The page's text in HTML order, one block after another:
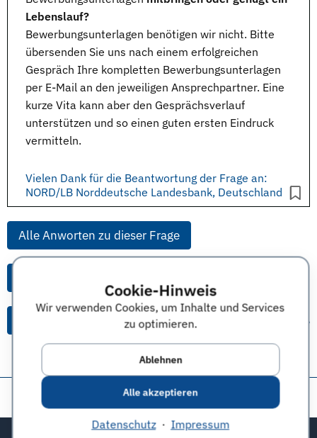
Cookie-Hinweis
Wir verwenden Cookies, um Inhalte und Services
zu optimieren.
Ablehnen
Alle akzeptieren
Datenschutz· Impressum
Lebenslauf?
Bewerbungsunterlagen benötigen wir nicht. Bitte
übersenden Sie uns nach einem erfolgreichen
Gespräch Ihre kompletten Bewerbungsunterlagen
per E-Mail an den jeweiligen Ansprechpartner. Eine
kurze Vita kann aber den Gesprächsverlauf
unterstützen und so einen guten ersten Eindruck
vermitteln.
Vielen Dank für die Beantwortung der Frage an:
NORD/LB Norddeutsche Landesbank, Deutschland
Alle Anworten zu dieser Frage
Alle Themen & Expertentipps
Diese Seite teilen:
Zurück zum Seitenanfang